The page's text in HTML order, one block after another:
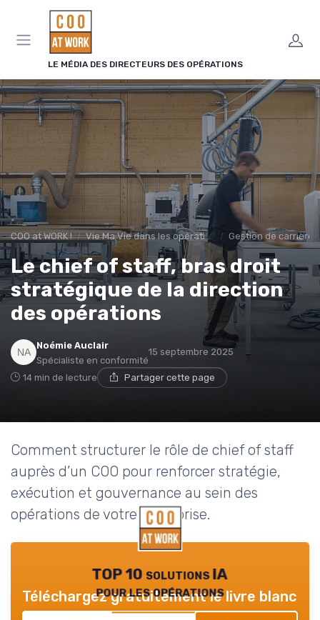
LE MÉDIA DES DIRECTEURS DES OPÉRATIONS
COO at WORK ! Vie Ma Vie dans les opérations Gestion de carrière
Le chief of staff, bras droit
stratégique de la direction
des opérations
Noémie Auclair
Spécialiste en conformité
15 septembre 2025
14 min de lecture Partager cette page
Comment structurer le rôle de chief of staff
auprès d’un COO pour renforcer stratégie,
exécution et gouvernance au sein des
opérations de votre entreprise.
TOP 10 solutions IA
pour les opérations
Téléchargez gratuitement le livre blanc
Panneau de gestion des cookies